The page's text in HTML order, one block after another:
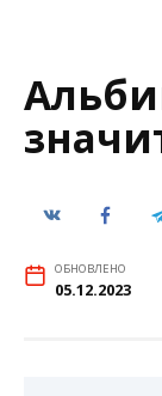
ОБНОВЛЕНО
05.12.2023